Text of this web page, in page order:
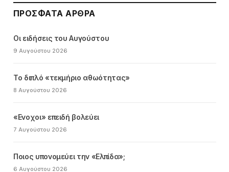
ΠΡΌΣΦΑΤΑ ΆΡΘΡΑ
Οι ειδήσεις του Αυγούστου
9 Αυγούστου 2026
Το διπλό «τεκμήριο αθωότητας»
8 Αυγούστου 2026
«Ενοχοι» επειδή βολεύει
7 Αυγούστου 2026
Ποιος υπονομεύει την «Ελπίδα»;
6 Αυγούστου 2026